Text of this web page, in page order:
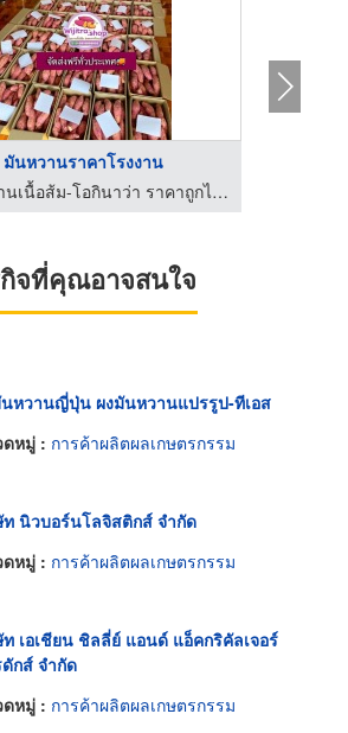
มันหวานราคาโรงงาน
ไร่มันหวานเนื้อส้ม-โอกินาว่า ราคาถูกไร่วิจิตรา
จที่คุณอาจสนใจ
หวานญี่ปุ่น ผงมันหวานแปรรูป-ทีเอส
หมู่ : การค้าผลิตผลเกษตรกรรม
นิวบอร์นโลจิสติกส์ จำกัด
หมู่ : การค้าผลิตผลเกษตรกรรม
เอเชียน ชิลลี่ย์ แอนด์ แอ็คกริคัลเจอร์
กส์ จำกัด
หมู่ : การค้าผลิตผลเกษตรกรรม